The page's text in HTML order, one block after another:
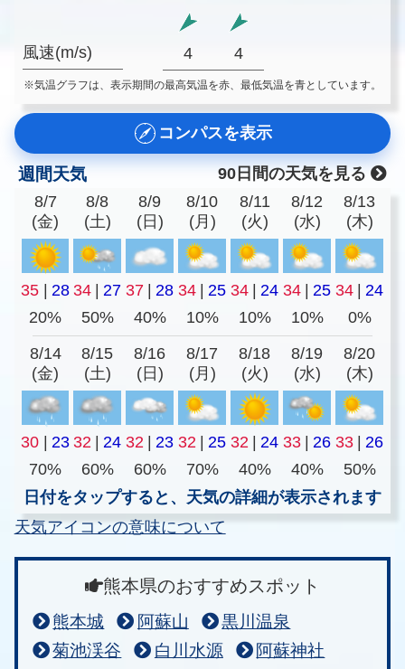
風速(m/s) 4 4
※気温グラフは、表示期間の最高気温を赤、最低気温を青としています。
コンパスを表示
週間天気
90日間の天気を見る
8/7
(金)
8/8
(土)
8/9
(日)
8/10
(月)
8/11
(火)
8/12
(水)
8/13
(木)
35 28 34 27 37 28 34 25 34 24 34 25 34
24
20%
50% 40% 10% 10% 10% 0%
8/14
(金)
8/15
(土)
8/16
(日)
8/17
(月)
8/18
(火)
8/19
(水)
8/20
(木)
30 23 32 24 32 23 32 25 32 24 33 26 33
26
70%
60% 60% 70% 40% 40%
50%
日付をタップすると、天気の詳細が表示されます
天気アイコンの意味について
熊本県のおすすめスポット
熊本城 阿蘇山
黒川温泉
菊池渓谷
白川水源
阿蘇神社